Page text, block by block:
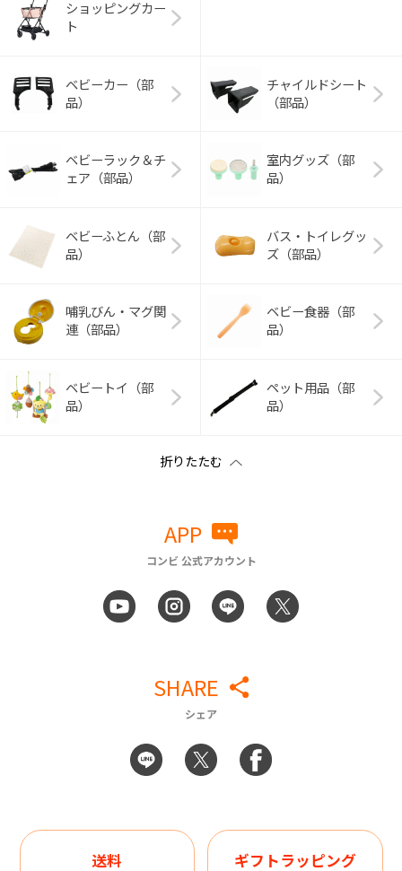
ショッピングカー
ト
ベビーカー（部
品）
チャイルドシート
（部品）
ベビーラック＆チ
ェア（部品）
室内グッズ（部
品）
ベビーふとん（部
品）
バス・トイレグッ
ズ（部品）
哺乳びん・マグ関
連（部品）
ベビー食器（部
品）
ベビートイ（部
品）
ペット用品（部
品）
APP
コンビ 公式アカウント
SHARE
シェア
送料 ギフトラッピング